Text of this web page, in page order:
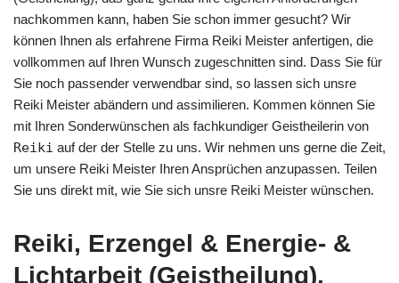
nachkommen kann, haben Sie schon immer gesucht? Wir
können Ihnen als erfahrene Firma Reiki Meister anfertigen, die
vollkommen auf Ihren Wunsch zugeschnitten sind. Dass Sie für
Sie noch passender verwendbar sind, so lassen sich unsre
Reiki Meister abändern und assimilieren. Kommen können Sie
mit Ihren Sonderwünschen als fachkundiger Geistheilerin von
Reiki auf der der Stelle zu uns. Wir nehmen uns gerne die Zeit,
um unsere Reiki Meister Ihren Ansprüchen anzupassen. Teilen
Sie uns direkt mit, wie Sie sich unsre Reiki Meister wünschen.
Reiki, Erzengel & Energie- &
Lichtarbeit (Geistheilung),